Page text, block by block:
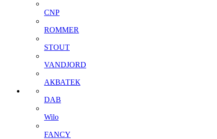
CNP
ROMMER
STOUT
VANDJORD
АКВАТЕК
DAB
Wilo
FANCY